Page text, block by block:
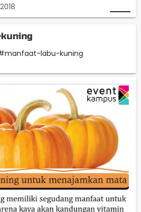
labu-kuning